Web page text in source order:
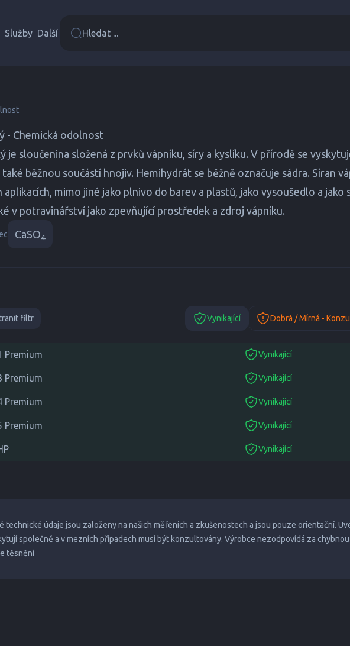
Služby Další Hledat ...
- Chemická odolnost
je sloučenina složená z prvků vápníku, síry a kyslíku. V přírodě se
běžnou součástí hnojiv. Hemihydrát se běžně označuje sádra. Síran
aplikacích, mimo jiné jako plnivo do barev a plastů, jako vysoušedlo a
v potravinářství jako zpevňující prostředek a zdroj vápníku.
CaSO4
filtr Vynikající Dobrá / Mírná -
Premium Vynikající
suitable
Premium Vynikající
suitable
Premium Vynikající
suitable
Premium Vynikající
suitable
Vynikající
suitable
technické údaje jsou založeny na našich měřeních a zkušenostech a jsou pouze orientační.
společně a v mezních případech musí být konzultovány. Výrobce nezodpovídá za
těsnění